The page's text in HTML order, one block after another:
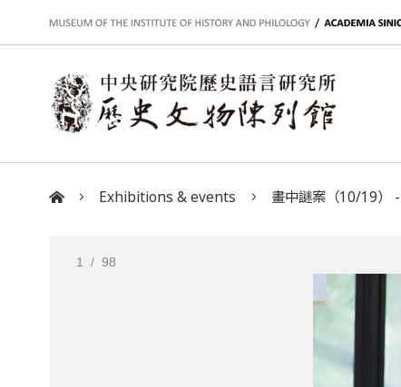
:::
Exhibitions & events 畫中謎案（10/19）
1 / 98